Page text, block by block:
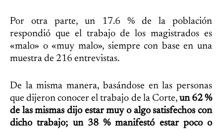
Por otra parte, un 17.6 % de la población
respondió que el trabajo de los magistrados es
«malo» o «muy malo», siempre con base en una
muestra de 216 entrevistas.
De la misma manera, basándose en las personas
que dijeron conocer el trabajo de la Corte, un 62 %
de las mismas dijo estar muy o algo satisfechos con
dicho trabajo; un 38 % manifestó estar poco o